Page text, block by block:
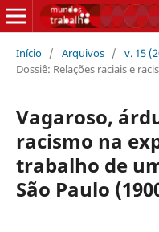
Início / Arquivos / v. 15
Dossiê: Relações raciais e
Vagaroso,
racismo na
trabalho de
São Paulo